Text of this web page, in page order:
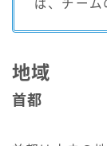
ば、チーム
地域
首都